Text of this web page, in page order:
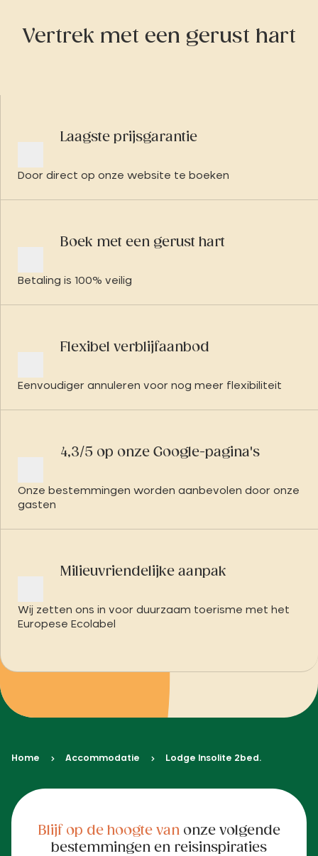
Vertrek met een gerust hart
Laagste prijsgarantie
Door direct op onze website te boeken
Boek met een gerust hart
Betaling is 100% veilig
Flexibel verblijfaanbod
Eenvoudiger annuleren voor nog meer flexibiliteit
4,3/5 op onze Google-pagina's
Onze bestemmingen worden aanbevolen door onze
gasten
Milieuvriendelijke aanpak
Wij zetten ons in voor duurzaam toerisme met het
Europese Ecolabel
Home Accommodatie Lodge Insolite 2bed.
Blijf op de hoogte van onze volgende
bestemmingen en reisinspiraties